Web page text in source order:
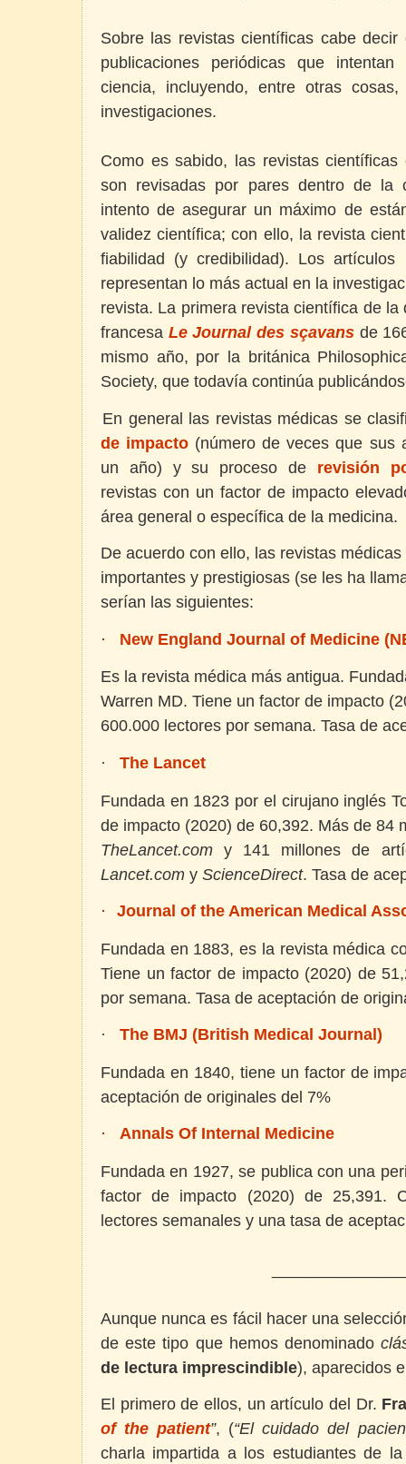
Sobre las revistas científicas cabe
publicaciones periódicas que
ciencia, incluyendo, entre otras
investigaciones.
Como es sabido, las revistas
son revisadas por pares dentro de la
intento de asegurar un máximo de
validez científica; con ello, la revista
fiabilidad (y credibilidad). Los
representan lo más actual en la
revista. La primera revista científica de
francesa Le Journal des sçavansde
mismo año, por la británica
Society, que todavía continúa
En general las revistas médicas se
de impacto (número de veces que sus
un año) y su proceso de revisión
revistas con un factor de impacto
área general o específica de la medicina.
De acuerdo con ello, las revistas
importantes y prestigiosas (se les ha
serían las siguientes:
·
New England Journal of Medicine
Es la revista médica más antigua.
Warren MD. Tiene un factor de impacto
600.000 lectores por semana. Tasa de
·
The Lancet
Fundada en 1823 por el cirujano inglés
de impacto (2020) de 60,392. Más de 84
TheLancet.com y 141 millones de
Lancet.com y ScienceDirect. Tasa de
·
Journal of the American Medical
Fundada en 1883, es la revista médica
Tiene un factor de impacto (2020) de
por semana. Tasa de aceptación de
·
The BMJ (British Medical Journal)
Fundada en 1840, tiene un factor de
aceptación de originales del 7%
·
Annals Of Internal Medicine
Fundada en 1927, se publica con una
factor de impacto (2020) de 25,391.
lectores semanales y una tasa de
Aunque nunca es fácil hacer una
de este tipo que hemos denominado
de lectura imprescindible), aparecidos
El primero de ellos, un artículo del Dr.
of the patient”, (“El cuidado del
charla impartida a los estudiantes de